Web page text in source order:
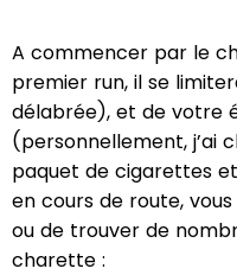
A commencer par le
premier run, il se
délabrée), et de votre
(personnellement, j’ai
paquet de cigarettes
en cours de route,
ou de trouver de
charette :